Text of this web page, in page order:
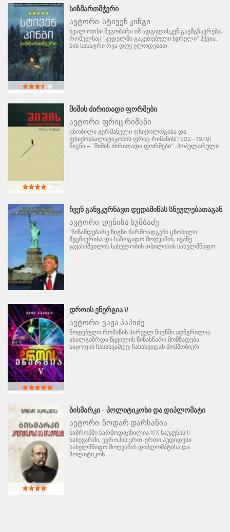
ᲡᲘᲖᲛᲐᲠᲗᲛᲭᲔᲠᲘ
ავტორი: სტივენ კინგი
ხვალ ოთხი მეგობარი იმ ადგილისკენ გაემგზავრება,
რომელსაც "კედელში გაკეთებული ხვრელი" ჰქვია.
წინ ნანატრი რვა დღე ელოდებათ.
ᲨᲘᲨᲘᲡ ᲫᲘᲠᲘᲗᲐᲓᲘ ᲤᲝᲠᲛᲔᲑᲘ
ავტორი: ფრიც რიმანი
ცნობილი გერმანელი ფსიქოლოგისა და
ფსიქოანალიტიკოსის ფრიც რიმანის(1902–1979)
წიგნი – "შიშის ძირითადი ფორმები" . პოპულარული
ᲩᲕᲔᲜ ᲒᲐᲜᲕᲙᲣᲠᲜᲐᲕᲗ ᲓᲔᲓᲐᲛᲘᲬᲐᲡ ᲡᲜᲔᲣᲚᲔᲑᲐᲗᲐᲒᲐᲜ
ავტორი: დენიზა სუმბაძე
"წინამდებარე წიგნი წარმოადგენს ცნობილი
მეცნიერისა და საზოგადო მოღვაწის, ივანე
ჯავახიშვილის სახელობის თბილისის სახელმწიფო
ᲓᲠᲝᲘᲡ ᲔᲜᲔᲠᲒᲘᲐ V
ავტორი: ვაჟა პაპიძე
წოდებული რომანის პირველ წიგნში აღწერილია
ახალგაზრდა წყვილის წინასწარი მომზადება
ნაყოფის ჩასახვამდე; ჩასახვიდან მომშობიერ
ᲑᲘᲡᲛᲐᲠᲙᲘ - ᲞᲝᲚᲘᲢᲘᲙᲝᲡᲘ ᲓᲐ ᲓᲘᲞᲚᲝᲛᲐᲢᲘ
ავტორი: ნოდარ დარსანია
ნაშრომში წარმოდგენილია XIX საუკუნის II
ნახევარში, ევროპის ერთ-ერთი პუდიდესი
სახელმწიფო მოღვაწის დიპლომატისა და
პოლიტიკოს